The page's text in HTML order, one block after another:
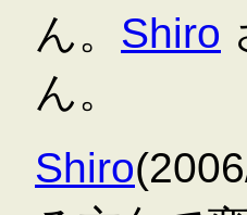
ん。 Shiro
ん。
Shiro